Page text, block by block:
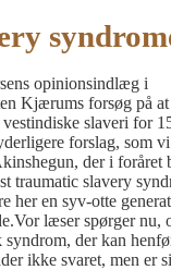
opinionsindlæg i
Kjærums forsøg på at
slaveri for
forslag,
der i
traumatic slavery
her en syv-otte
læser spørger
der kan
ikke svaret, men